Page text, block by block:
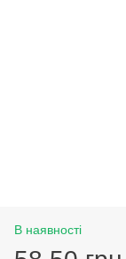
В наявності